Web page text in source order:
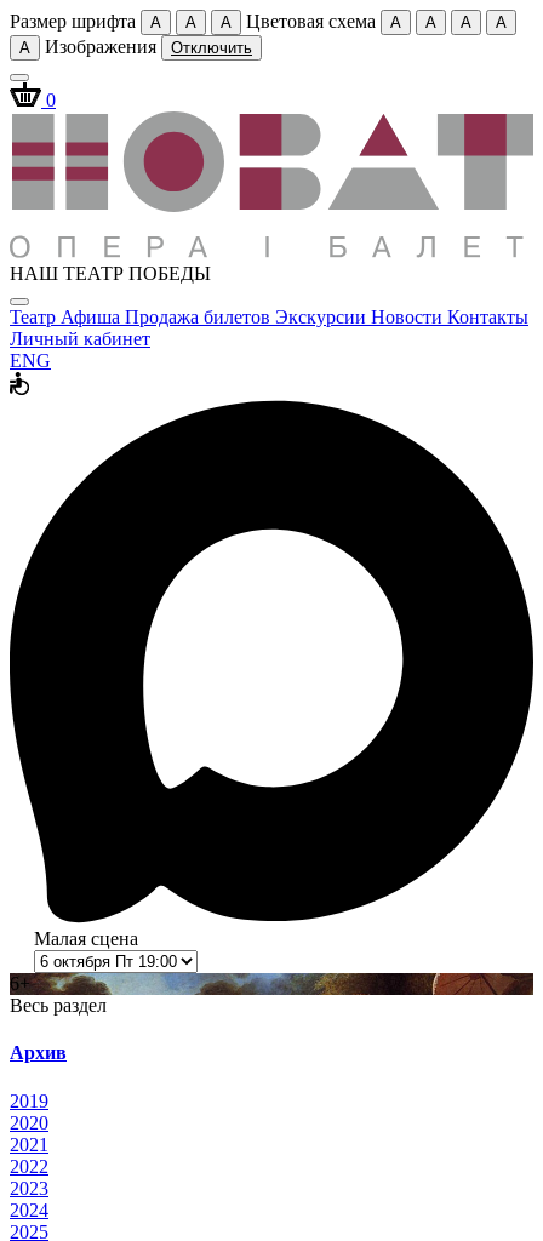
Размер шрифта A A A Цветовая схема A A A
A
A
Изображения Отключить
0
НАШ ТЕАТР ПОБЕДЫ
Театр Афиша Продажа билетов Экскурсии Новости Контакты
Личный кабинет
ENG
Малая сцена
6+
Весь раздел
Архив
2019
2020
2021
2022
2023
2024
2025